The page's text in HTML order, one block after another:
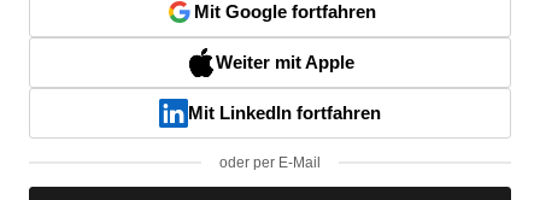
Mit Google fortfahren
Weiter mit Apple
Mit LinkedIn fortfahren
oder per E-Mail